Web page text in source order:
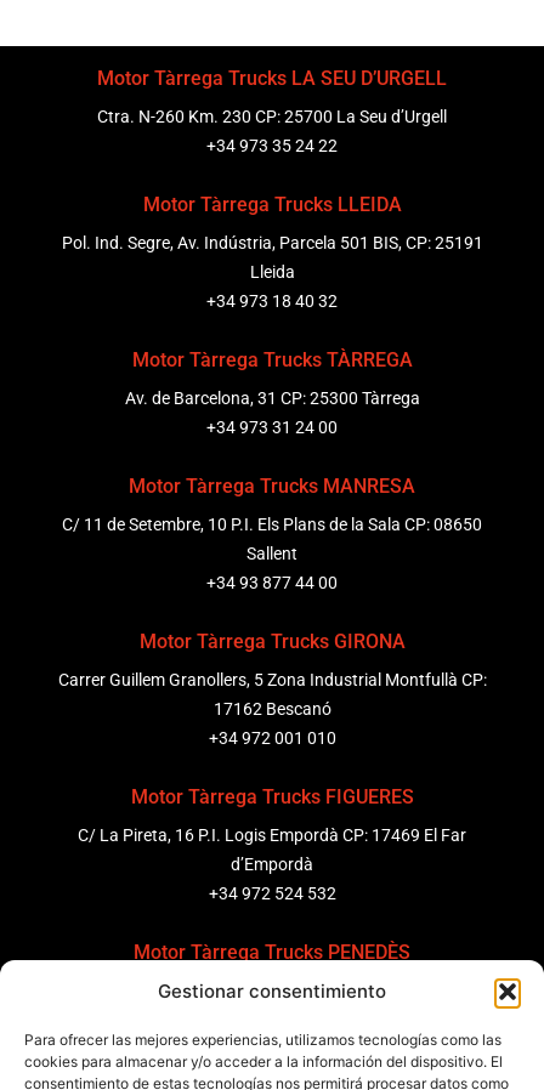
Gestionar consentimiento
Para ofrecer las mejores experiencias, utilizamos tecnologías como las
cookies para almacenar y/o acceder a la información del dispositivo. El
consentimiento de estas tecnologías nos permitirá procesar datos como
Motor Tàrrega Trucks LA SEU D’URGELL
Ctra. N-260 Km. 230 CP: 25700 La Seu d’Urgell
+34 973 35 24 22
Motor Tàrrega Trucks LLEIDA
Pol. Ind. Segre, Av. Indústria, Parcela 501 BIS, CP: 25191
Lleida
+34 973 18 40 32
Motor Tàrrega Trucks TÀRREGA
Av. de Barcelona, 31 CP: 25300 Tàrrega
+34 973 31 24 00
Motor Tàrrega Trucks MANRESA
C/ 11 de Setembre, 10 P.I. Els Plans de la Sala CP: 08650
Sallent
+34 93 877 44 00
Motor Tàrrega Trucks GIRONA
Carrer Guillem Granollers, 5 Zona Industrial Montfullà CP:
17162 Bescanó
+34 972 001 010
Motor Tàrrega Trucks FIGUERES
C/ La Pireta, 16 P.I. Logis Empordà CP: 17469 El Far
d’Empordà
+34 972 524 532
Motor Tàrrega Trucks PENEDÈS
C/ Ponent 8, Pol. Ind. Sant Pere Molanta, CP: 08799
+34 931 69 11 91